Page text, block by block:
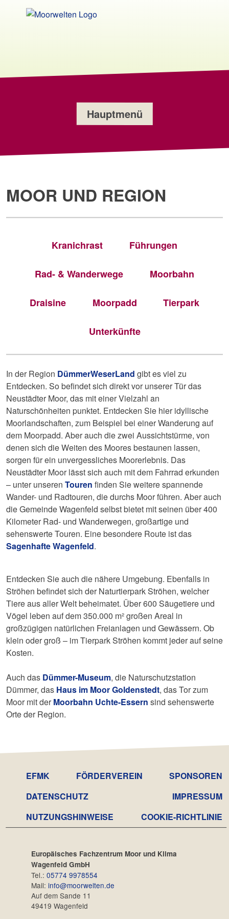
Hauptmenü
MOOR UND REGION
Kranichrast Führungen
Rad- & Wanderwege Moorbahn
Draisine Moorpadd Tierpark
Unterkünfte
In der Region DümmerWeserLand gibt es viel zu
Entdecken. So befindet sich direkt vor unserer Tür das
Neustädter Moor, das mit einer Vielzahl an
Naturschönheiten punktet. Entdecken Sie hier idyllische
Moorlandschaften, zum Beispiel bei einer Wanderung auf
dem Moorpadd. Aber auch die zwei Aussichtstürme, von
denen sich die Weiten des Moores bestaunen lassen,
sorgen für ein unvergessliches Moorerlebnis. Das
Neustädter Moor lässt sich auch mit dem Fahrrad erkunden
– unter unseren Touren finden Sie weitere spannende
Wander- und Radtouren, die durchs Moor führen. Aber auch
die Gemeinde Wagenfeld selbst bietet mit seinen über 400
Kilometer Rad- und Wanderwegen, großartige und
sehenswerte Touren. Eine besondere Route ist das
Sagenhafte Wagenfeld.
Entdecken Sie auch die nähere Umgebung. Ebenfalls in
Ströhen befindet sich der Naturtierpark Ströhen, welcher
Tiere aus aller Welt beheimatet. Über 600 Säugetiere und
Vögel leben auf dem 350.000 m² großen Areal in
großzügigen natürlichen Freianlagen und Gewässern. Ob
klein oder groß – im Tierpark Ströhen kommt jeder auf seine
Kosten.
Auch das Dümmer-Museum, die Naturschutzstation
Dümmer, das Haus im Moor Goldenstedt, das Tor zum
Moor mit der Moorbahn Uchte-Essern sind sehenswerte
Orte der Region.
EFMK FÖRDERVEREIN
SPONSOREN
DATENSCHUTZ­
IMPRESSUM
NUTZUNGSHINWEISE
COOKIE-RICHTLINIE
Europäisches Fachzentrum Moor und Klima
Wagenfeld GmbH
Tel.: 05774 9978554
Mail: info@moorwelten.de
Auf dem Sande 11
49419 Wagenfeld